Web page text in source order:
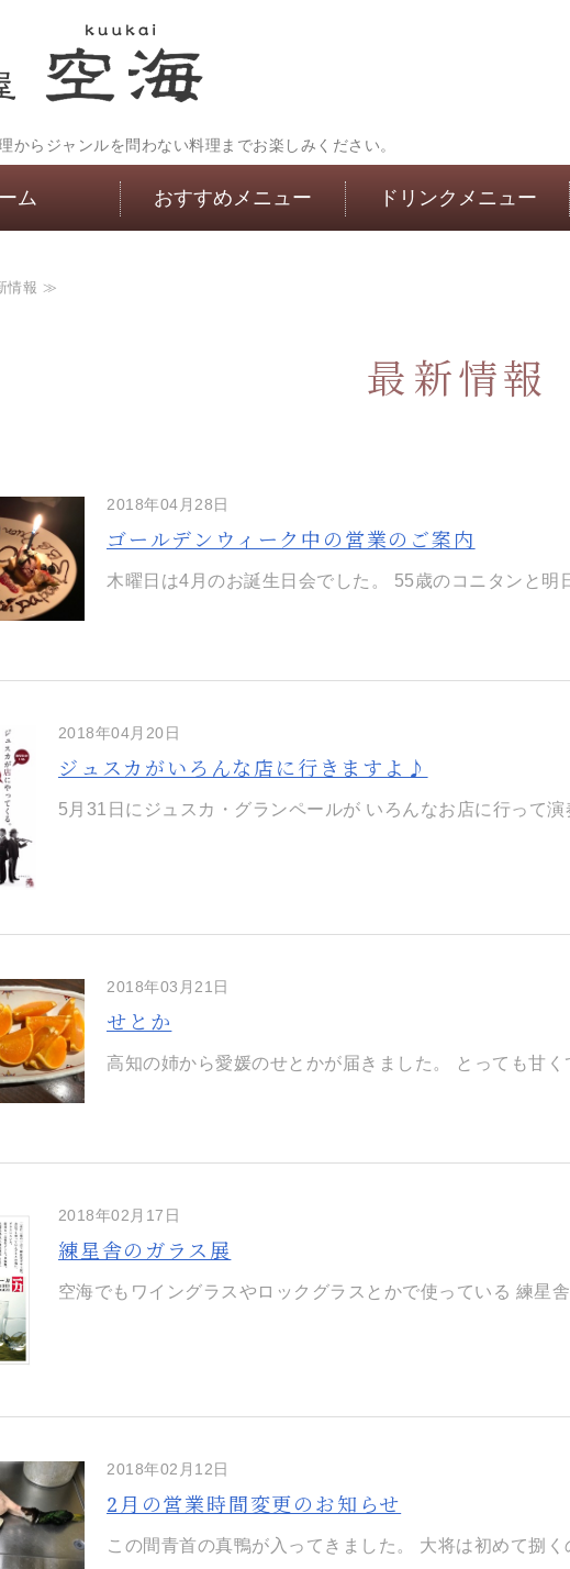
からジャンルを問わない料理までお楽しみください。
ム おすすめメニュー ドリンクメニュー
情報 ≫
最新情報
2018年04月28日
ゴールデンウィーク中の営業のご案内
木曜日は4月のお誕生日会でした。 ​55歳のコニタンと明
2018年04月20日
ジュスカがいろんな店に行きますよ♪
5月31日にジュスカ・グランペールが ​いろんなお店に行って
2018年03月21日
せとか
高知の姉から愛媛のせとかが届きました。 ​とっても甘
2018年02月17日
練星舎のガラス展
空海でもワイングラスやロックグラスとかで使っている 練星
2018年02月12日
2月の営業時間変更のお知らせ
この間青首の真鴨が入ってきました。 ​大将は初めて捌